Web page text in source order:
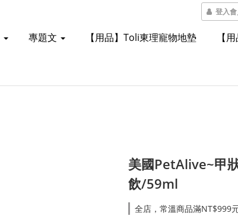
登入會
專題文 【用品】Toli東理寵物地墊 【
美國PetAlive~甲
飲/59ml
全店，常溫商品滿NT$999